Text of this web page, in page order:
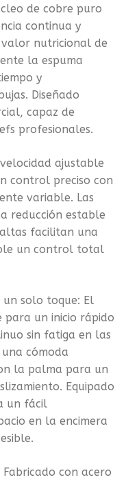
de cobre puro
continua y
nutricional de
la espuma
y
Diseñado
capaz de
profesionales.
ajustable
control preciso con
variable. Las
reducción estable
facilitan una
un control total
solo toque: El
un inicio rápido
sin fatiga en las
cómoda
la palma para un
Equipado
un fácil
en la encimera
con acero